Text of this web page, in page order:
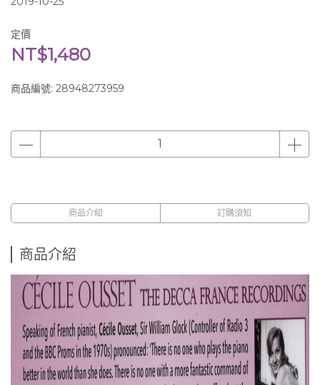
定價
NT$1,480
商品編號: 28948273959
商品介紹 訂購須知
商品介紹